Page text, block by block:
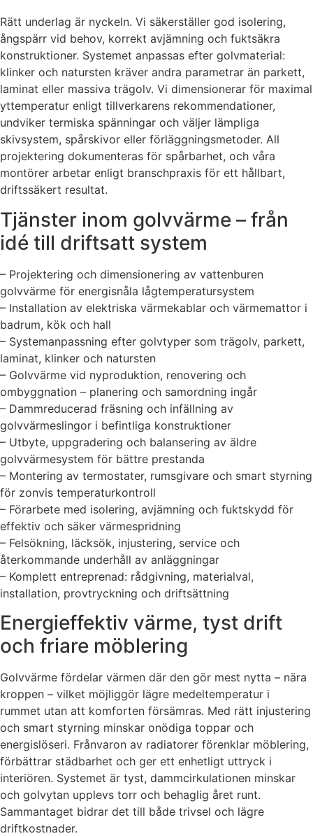
Rätt underlag är nyckeln. Vi säkerställer god isolering,
ångspärr vid behov, korrekt avjämning och fuktsäkra
konstruktioner. Systemet anpassas efter golvmaterial:
klinker och natursten kräver andra parametrar än parkett,
laminat eller massiva trägolv. Vi dimensionerar för maximal
yttemperatur enligt tillverkarens rekommendationer,
undviker termiska spänningar och väljer lämpliga
skivsystem, spårskivor eller förläggningsmetoder. All
projektering dokumenteras för spårbarhet, och våra
montörer arbetar enligt branschpraxis för ett hållbart,
driftssäkert resultat.
Tjänster inom golvvärme – från
idé till driftsatt system
– Projektering och dimensionering av vattenburen
golvvärme för energisnåla lågtemperatursystem
– Installation av elektriska värmekablar och värmemattor i
badrum, kök och hall
– Systemanpassning efter golvtyper som trägolv, parkett,
laminat, klinker och natursten
– Golvvärme vid nyproduktion, renovering och
ombyggnation – planering och samordning ingår
– Dammreducerad fräsning och infällning av
golvvärmeslingor i befintliga konstruktioner
– Utbyte, uppgradering och balansering av äldre
golvvärmesystem för bättre prestanda
– Montering av termostater, rumsgivare och smart styrning
för zonvis temperaturkontroll
– Förarbete med isolering, avjämning och fuktskydd för
effektiv och säker värmespridning
– Felsökning, läcksök, injustering, service och
återkommande underhåll av anläggningar
– Komplett entreprenad: rådgivning, materialval,
installation, provtryckning och driftsättning
Energieffektiv värme, tyst drift
och friare möblering
Golvvärme fördelar värmen där den gör mest nytta – nära
kroppen – vilket möjliggör lägre medeltemperatur i
rummet utan att komforten försämras. Med rätt injustering
och smart styrning minskar onödiga toppar och
energislöseri. Frånvaron av radiatorer förenklar möblering,
förbättrar städbarhet och ger ett enhetligt uttryck i
interiören. Systemet är tyst, dammcirkulationen minskar
och golvytan upplevs torr och behaglig året runt.
Sammantaget bidrar det till både trivsel och lägre
driftkostnader.